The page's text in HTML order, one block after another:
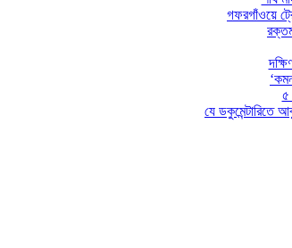
গফরগাঁওয়ে
৫
যে ডকুমেন্টারিতে